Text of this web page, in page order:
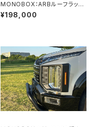
MONOBOX：ARBルーフラッ
ク・フットキットセット
¥198,000